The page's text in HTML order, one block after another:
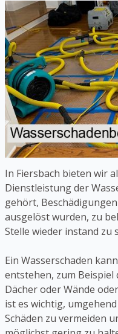
In Fiersbach bieten wir
Dienstleistung der
gehört,
ausgelöst wurden, zu
Stelle wieder instand zu
Ein Wasserschaden
entstehen, zum
Dächer oder Wände
ist es wichtig,
Schäden zu vermeiden